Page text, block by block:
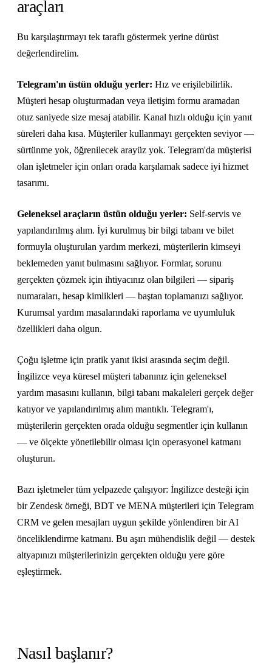
araçları
Bu karşılaştırmayı tek taraflı göstermek yerine dürüst
değerlendirelim.
Telegram'ın üstün olduğu yerler: Hız ve erişilebilirlik.
Müşteri hesap oluşturmadan veya iletişim formu aramadan
otuz saniyede size mesaj atabilir. Kanal hızlı olduğu için yanıt
süreleri daha kısa. Müşteriler kullanmayı gerçekten seviyor —
sürtünme yok, öğrenilecek arayüz yok. Telegram'da müşterisi
olan işletmeler için onları orada karşılamak sadece iyi hizmet
tasarımı.
Geleneksel araçların üstün olduğu yerler: Self-servis ve
yapılandırılmış alım. İyi kurulmuş bir bilgi tabanı ve bilet
formuyla oluşturulan yardım merkezi, müşterilerin kimseyi
beklemeden yanıt bulmasını sağlıyor. Formlar, sorunu
gerçekten çözmek için ihtiyacınız olan bilgileri — sipariş
numaraları, hesap kimlikleri — baştan toplamanızı sağlıyor.
Kurumsal yardım masalarındaki raporlama ve uyumluluk
özellikleri daha olgun.
Çoğu işletme için pratik yanıt ikisi arasında seçim değil.
İngilizce veya küresel müşteri tabanınız için geleneksel
yardım masasını kullanın, bilgi tabanı makaleleri gerçek değer
katıyor ve yapılandırılmış alım mantıklı. Telegram'ı,
müşterilerin gerçekten orada olduğu segmentler için kullanın
— ve ölçekte yönetilebilir olması için operasyonel katmanı
oluşturun.
Bazı işletmeler tüm yelpazede çalışıyor: İngilizce desteği için
bir Zendesk örneği, BDT ve MENA müşterileri için Telegram
CRM ve gelen mesajları uygun şekilde yönlendiren bir AI
önceliklendirme katmanı. Bu aşırı mühendislik değil — destek
altyapınızı müşterilerinizin gerçekten olduğu yere göre
eşleştirmek.
Nasıl başlanır?